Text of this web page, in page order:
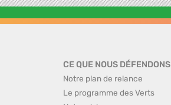
CE QUE NOUS DÉFENDONS
Notre plan de relance
Le programme des Verts